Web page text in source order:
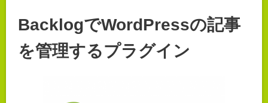
BacklogでWordPressの記事
を管理するプラグイン